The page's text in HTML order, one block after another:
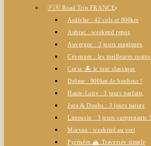
🇫🇷 Road Trip FRANCE
Ardèche : 42 cols et 800km
Aubrac : weekend repos
Auvergne : 3 jours magiques
Cévennes : les meilleures routes
Corse 🏝️ le tour classique
Drôme : 900km de bonheur !
Haute-Loire : 3 jours parfaits
Jura & Doubs : 3 jours nature
Limousin : 3 jours surprenants !
Morvan : weekend au vert
Pyrénées 🏔️ Traversée simple